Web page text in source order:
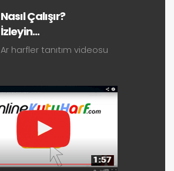
Nasıl Çalışır?
İzleyin...
Ar harfler tanıtım videosu